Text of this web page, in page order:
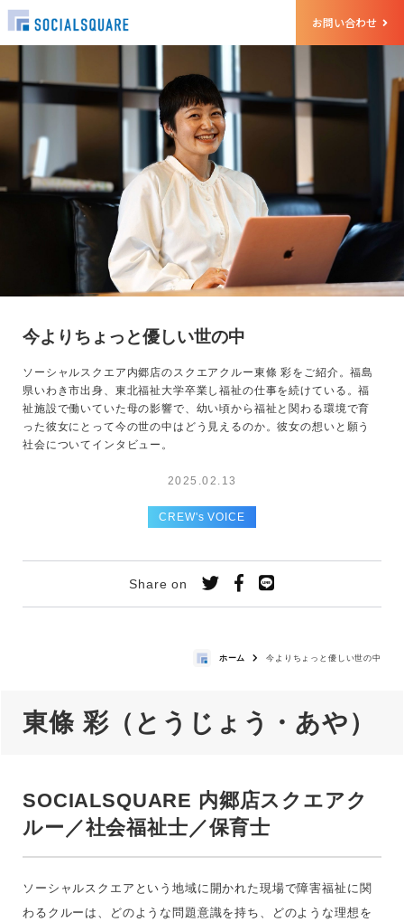
お問い合わせ
今よりちょっと優しい世の中
ソーシャルスクエア内郷店のスクエアクルー東條 彩をご紹介。福島
県いわき市出身、東北福祉大学卒業し福祉の仕事を続けている。福
祉施設で働いていた母の影響で、幼い頃から福祉と関わる環境で育
った彼女にとって今の世の中はどう見えるのか。彼女の想いと願う
社会についてインタビュー。
2025.02.13
CREW's VOICE
Share on
ホーム 今よりちょっと優しい世の中
東條 彩（とうじょう・あや）
SOCIALSQUARE 内郷店スクエアク
ルー／社会福祉士／保育士
ソーシャルスクエアという地域に開かれた現場で障害福祉に関
わるクルーは、どのような問題意識を持ち、どのような理想を